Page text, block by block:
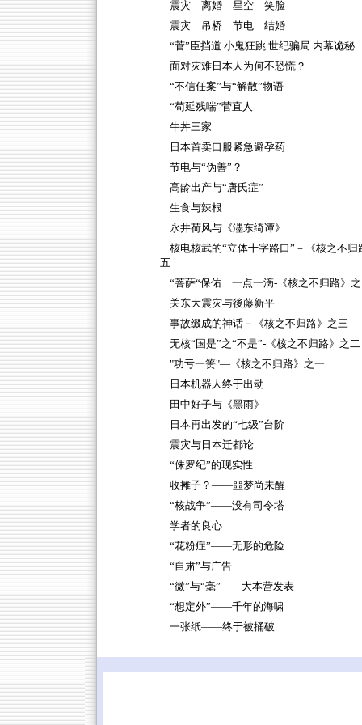
震灾 离婚 星空 笑脸
震灾 吊桥 节电 结婚
“菅”臣挡道 小鬼狂跳 世纪骗局 内幕诡秘
面对灾难日本人为何不恐慌？
“不信任案”与“解散”物语
“苟延残喘”菅直人
牛丼三家
日本首卖口服紧急避孕药
节电与“伪善”？
高龄出产与“唐氏症”
生食与辣根
永井荷风与《濹东绮谭》
核电核武的“立体十字路口”－《核之不归
五
“菩萨“保佑 一点一滴-《核之不归路》
关东大震灾与後藤新平
事故缀成的神话－《核之不归路》之三
无核“国是”之“不是”-《核之不归路》之二
"功亏一篑"—《核之不归路》之一
日本机器人终于出动
田中好子与《黑雨》
日本再出发的“七级”台阶
震灾与日本迁都论
“侏罗纪”的现实性
收摊子？——噩梦尚未醒
“核战争”——没有司令塔
学者的良心
“花粉症”——无形的危险
“自肃”与广告
“微”与“毫”——大本营发表
“想定外”——千年的海啸
一张纸——终于被捅破